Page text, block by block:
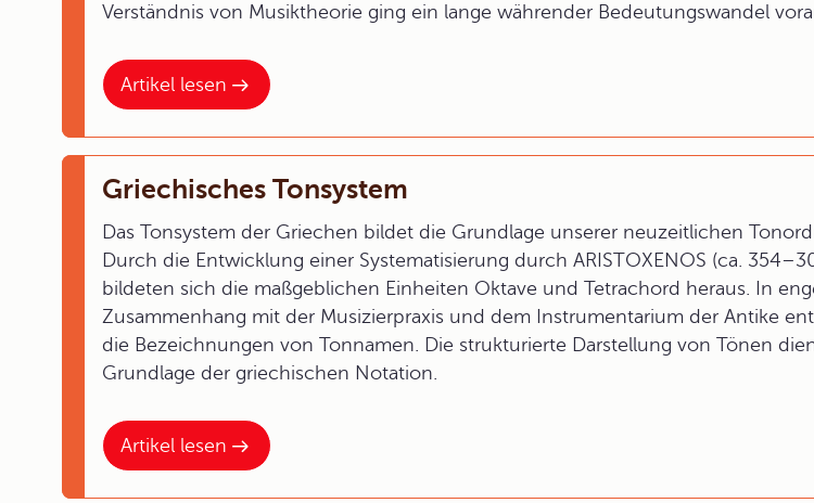
Artikel lesen
Verständnis von Musiktheorie ging ein lange währender Bedeutungswandel
Artikel lesen
Griechisches Tonsystem
Das Tonsystem der Griechen bildet die Grundlage unserer neuzeitlichen
Durch die Entwicklung einer Systematisierung durch ARISTOXENOS (ca.
bildeten sich die maßgeblichen Einheiten Oktave und Tetrachord heraus. In
Zusammenhang mit der Musizierpraxis und dem Instrumentarium der Antike
die Bezeichnungen von Tonnamen. Die strukturierte Darstellung von Tönen
Grundlage der griechischen Notation.